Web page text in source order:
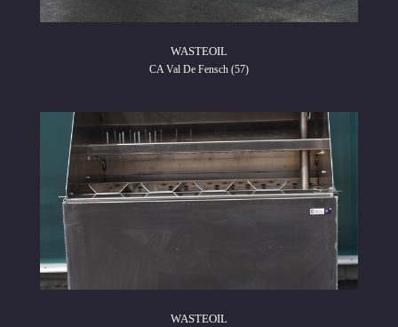
WASTEOIL
CA Val De Fensch (57)
WASTEOIL